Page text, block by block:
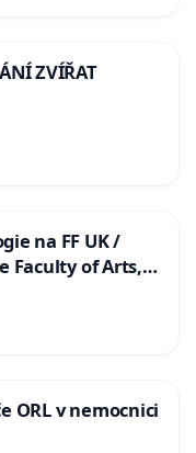
ZVÍŘAT
na FF UK /
Faculty of Arts,
ORL v nemocnici